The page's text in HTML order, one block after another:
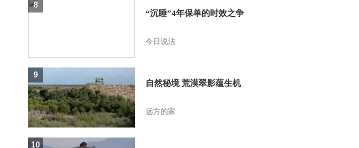
“沉睡”4年保单的时效之争
今日说法
8
自然秘境 荒漠翠影蕴生机
远方的家
9
10